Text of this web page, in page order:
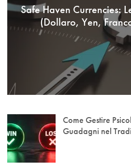
Safe Haven Currencies:
(Dollaro, Yen,
Come Gestire
Guadagni nel